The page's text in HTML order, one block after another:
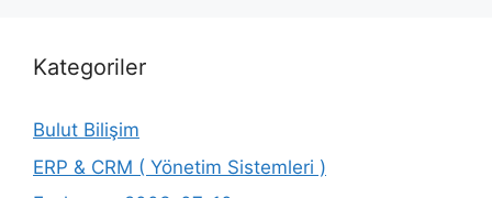
Kategoriler
Bulut Bilişim
ERP & CRM ( Yönetim Sistemleri )